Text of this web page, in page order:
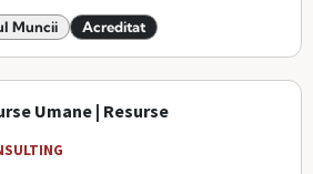
Muncii Acreditat
Umane | Resurse